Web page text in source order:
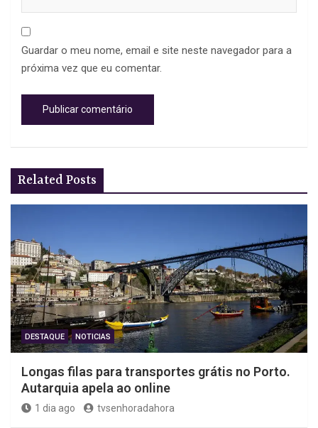
Guardar o meu nome, email e site neste navegador para a
próxima vez que eu comentar.
Related Posts
DESTAQUE NOTICIAS
Longas filas para transportes grátis no Porto.
Autarquia apela ao online
1 dia ago tvsenhoradahora